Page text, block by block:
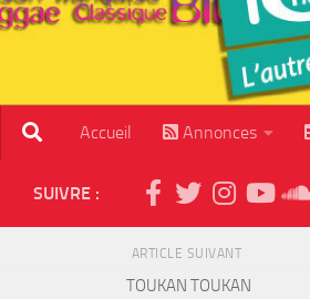
Accueil Annonces
SUIVRE :
ARTICLE SUIVANT
TOUKAN TOUKAN